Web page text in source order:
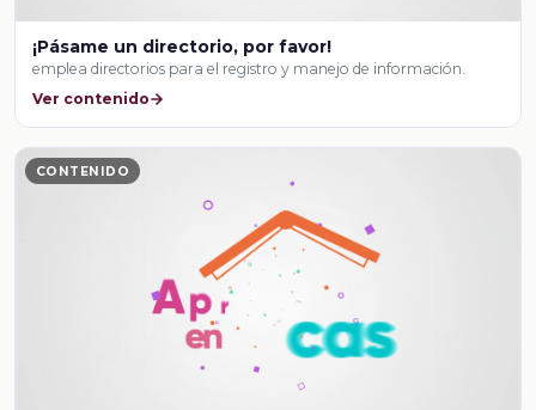
¡Pásame un directorio, por favor!
emplea directorios para el registro y manejo de información.
Ver contenido
CONTENIDO